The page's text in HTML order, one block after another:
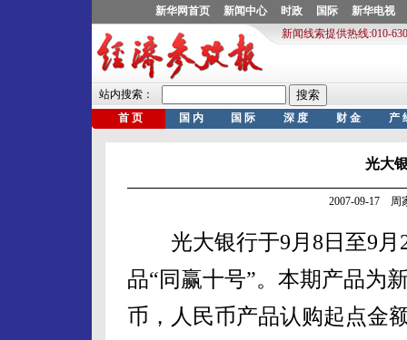
光大
2007-09-17 周
光大银行于9月8日至9月
品“同赢十号”。本期产品为
币，人民币产品认购起点金